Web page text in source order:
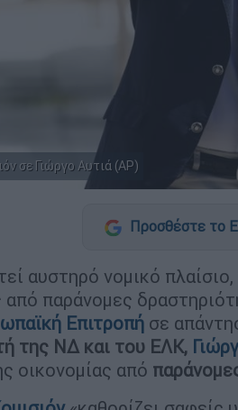
σε Γιώργο Αυτιά (AP)
Προσθέστε το
αυστηρό νομικό
παράνομες
Επιτροπή σε
της ΝΔ και του ΕΛΚ,
οικονομίας από